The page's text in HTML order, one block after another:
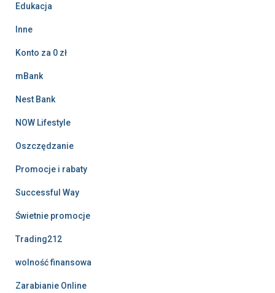
Edukacja
Inne
Konto za 0 zł
mBank
Nest Bank
NOW Lifestyle
Oszczędzanie
Promocje i rabaty
Successful Way
Świetnie promocje
Trading212
wolność finansowa
Zarabianie Online